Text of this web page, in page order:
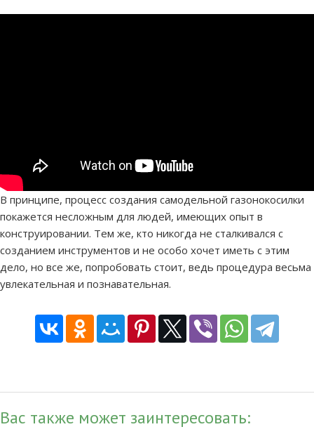
В принципе, процесс создания самодельной газонокосилки
покажется несложным для людей, имеющих опыт в
конструировании. Тем же, кто никогда не сталкивался с
созданием инструментов и не особо хочет иметь с этим
дело, но все же, попробовать стоит, ведь процедура весьма
увлекательная и познавательная.
Вас также может заинтересовать: